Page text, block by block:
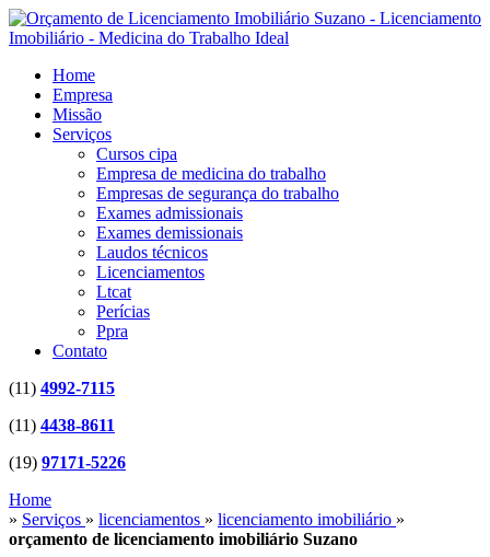
Home
Empresa
Missão
Serviços
Cursos cipa
Empresa de medicina do trabalho
Empresas de segurança do trabalho
Exames admissionais
Exames demissionais
Laudos técnicos
Licenciamentos
Ltcat
Perícias
Ppra
Contato
(11) 4992-7115
(11) 4438-8611
(19) 97171-5226
Home
» Serviços » licenciamentos » licenciamento imobiliário »
orçamento de licenciamento imobiliário Suzano